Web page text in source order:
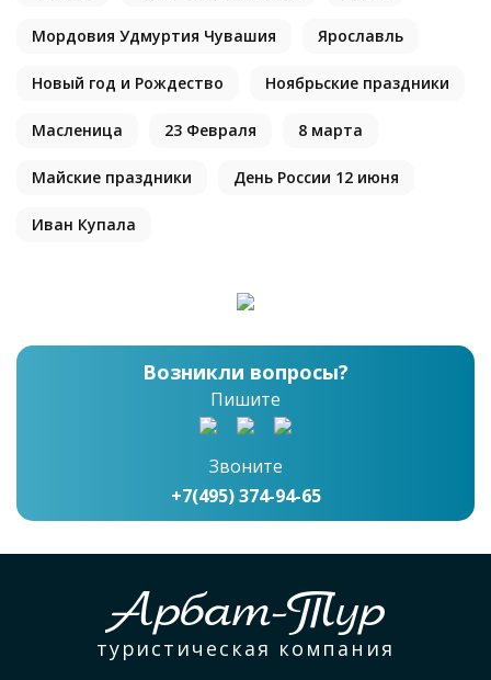
Мордовия Удмуртия Чувашия Ярославль
Новый год и Рождество Ноябрьские праздники
Масленица 23 Февраля 8 марта
Майские праздники День России 12 июня
Иван Купала
Возникли вопросы?
Пишите
Звоните
+7(495) 374-94-65
Арбат-Тур
туристическая компания